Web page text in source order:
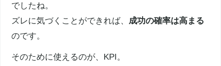
でしたね。
ズレに気づくことができれば、 成功の確率は高まる
のです。
そのために使えるのが、KPI。